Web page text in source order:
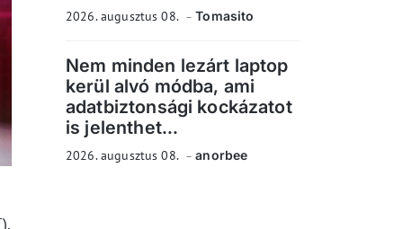
2026. augusztus 08. Tomasito
Nem minden lezárt laptop
kerül alvó módba, ami
adatbiztonsági kockázatot
is jelenthet...
2026. augusztus 08. anorbee